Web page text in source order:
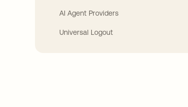
AI Agent Providers
Universal Logout